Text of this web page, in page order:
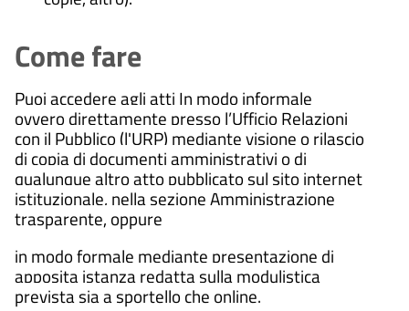
Come fare
Puoi accedere agli atti In modo informale
ovvero direttamente presso l’Ufficio Relazioni
con il Pubblico (l'URP) mediante visione o rilascio
di copia di documenti amministrativi o di
qualunque altro atto pubblicato sul sito internet
istituzionale, nella sezione Amministrazione
trasparente, oppure
in modo formale mediante presentazione di
apposita istanza redatta sulla modulistica
prevista sia a sportello che online.